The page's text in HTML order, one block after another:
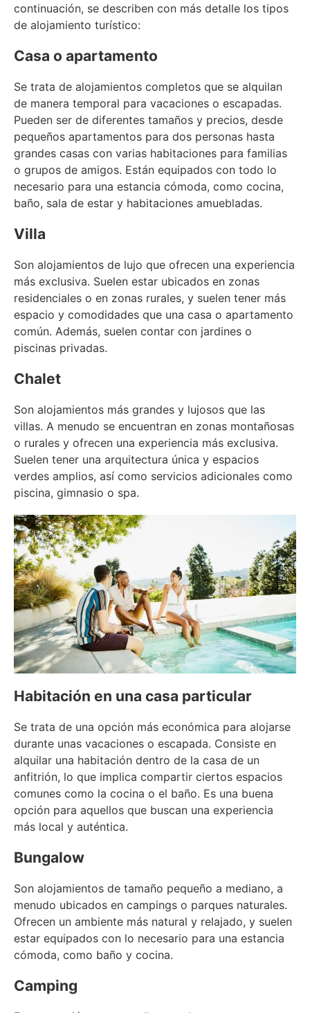
continuación, se describen con más detalle los tipos
de alojamiento turístico:
Casa o apartamento
Se trata de alojamientos completos que se alquilan
de manera temporal para vacaciones o escapadas.
Pueden ser de diferentes tamaños y precios, desde
pequeños apartamentos para dos personas hasta
grandes casas con varias habitaciones para familias
o grupos de amigos. Están equipados con todo lo
necesario para una estancia cómoda, como cocina,
baño, sala de estar y habitaciones amuebladas.
Villa
Son alojamientos de lujo que ofrecen una experiencia
más exclusiva. Suelen estar ubicados en zonas
residenciales o en zonas rurales, y suelen tener más
espacio y comodidades que una casa o apartamento
común. Además, suelen contar con jardines o
piscinas privadas.
Chalet
Son alojamientos más grandes y lujosos que las
villas. A menudo se encuentran en zonas montañosas
o rurales y ofrecen una experiencia más exclusiva.
Suelen tener una arquitectura única y espacios
verdes amplios, así como servicios adicionales como
piscina, gimnasio o spa.
Habitación en una casa particular
Se trata de una opción más económica para alojarse
durante unas vacaciones o escapada. Consiste en
alquilar una habitación dentro de la casa de un
anfitrión, lo que implica compartir ciertos espacios
comunes como la cocina o el baño. Es una buena
opción para aquellos que buscan una experiencia
más local y auténtica.
Bungalow
Son alojamientos de tamaño pequeño a mediano, a
menudo ubicados en campings o parques naturales.
Ofrecen un ambiente más natural y relajado, y suelen
estar equipados con lo necesario para una estancia
cómoda, como baño y cocina.
Camping